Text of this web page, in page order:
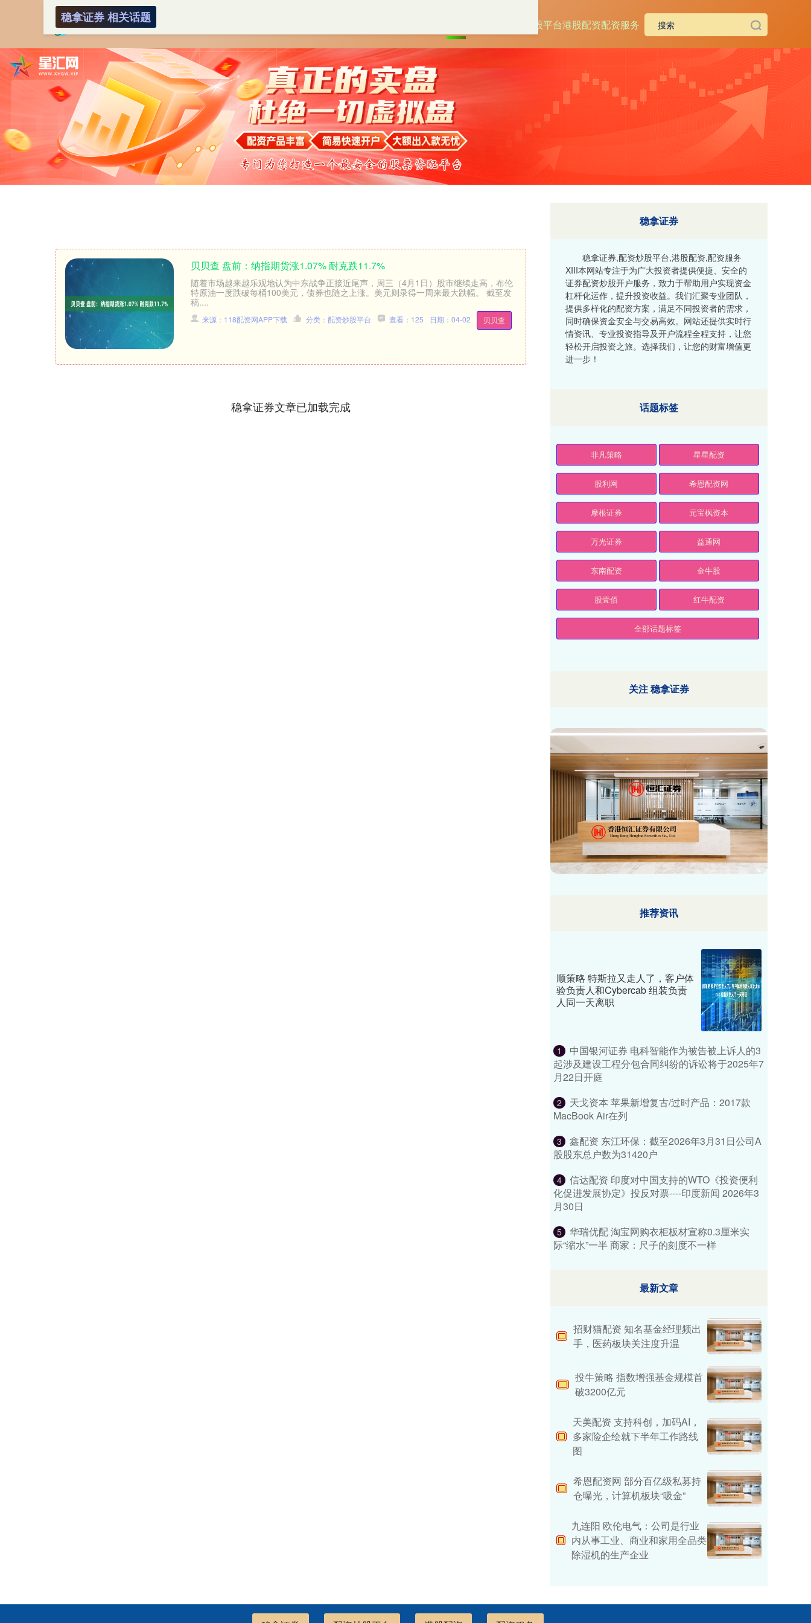
配资炒股平台港股配资配资服务
稳拿证券 相关话题
贝贝查 盘前：纳指期货涨1.07% 耐克跌11.7%
随着市场越来越乐观地认为中东战争正接近尾声，周三（4月1日）股市继续走高，布伦
特原油一度跌破每桶100美元，债券也随之上涨。美元则录得一周来最大跌幅。 截至发
稿....
贝贝查
来源：118配资网APP下载 分类：配资炒股平台 查看：125 日期：04-02
稳拿证券文章已加载完成
稳拿证券
稳拿证券,配资炒股平台,港股配资,配资服务
XIII‌本网站专注于为广大投资者提供便捷、安全的
证券配资炒股开户服务，致力于帮助用户实现资金
杠杆化运作，提升投资收益。我们汇聚专业团队，
提供多样化的配资方案，满足不同投资者的需求，
同时确保资金安全与交易高效。网站还提供实时行
情资讯、专业投资指导及开户流程全程支持，让您
轻松开启投资之旅。选择我们，让您的财富增值更
进一步！
话题标签
非凡策略 星星配资
股利网 希恩配资网
摩根证券 元宝枫资本
万光证券 益通网
东南配资 金牛股
股壹佰 红牛配资
全部话题标签
关注 稳拿证券
推荐资讯
顺策略 特斯拉又走人了，客户体
验负责人和Cybercab 组装负责
人同一天离职
1
中国银河证券 电科智能作为被告被上诉人的3
起涉及建设工程分包合同纠纷的诉讼将于2025年7
月22日开庭
2
天戈资本 苹果新增复古/过时产品：2017款
MacBook Air在列
3
鑫配资 东江环保：截至2026年3月31日公司A
股股东总户数为31420户
4
信达配资 印度对中国支持的WTO《投资便利
化促进发展协定》投反对票----印度新闻 2026年3
月30日
5
华瑞优配 淘宝网购衣柜板材宣称0.3厘米实
际“缩水”一半 商家：尺子的刻度不一样
最新文章
招财猫配资 知名基金经理频出
手，医药板块关注度升温
投牛策略 指数增强基金规模首
破3200亿元
天美配资 支持科创，加码AI，
多家险企绘就下半年工作路线
图
希恩配资网 部分百亿级私募持
仓曝光，计算机板块“吸金”
九连阳 欧伦电气：公司是行业
内从事工业、商业和家用全品类
除湿机的生产企业